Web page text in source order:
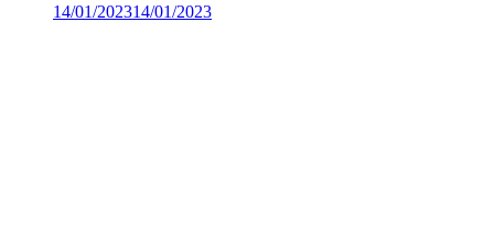
14/01/202314/01/2023